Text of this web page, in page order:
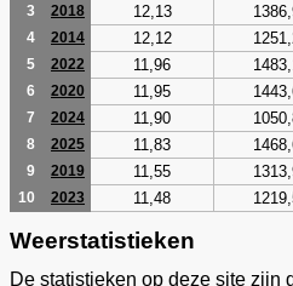
3 2018 12,13
4 2014 12,12
5 2022 11,96
6 2020 11,95
7 2024 11,90
8 2025 11,83
9 2019 11,55
10 2023 11,48
Weerstatistieken
De statistieken op deze site zijn